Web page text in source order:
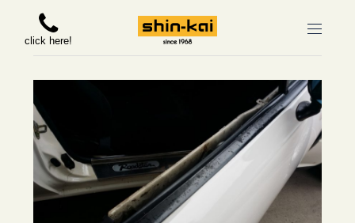
click here!